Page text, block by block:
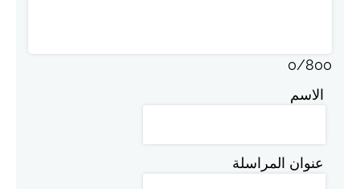
0/800
الاسم
عنوان المراسلة